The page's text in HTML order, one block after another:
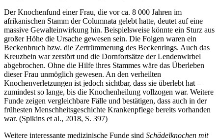
Der Knochenfund einer Frau, die vor ca. 8 000 Jahren im
afrikanischen Stamm der Columnata gelebt hatte, deutet auf eine
massive Gewalteinwirkung hin. Beispielsweise könnte ein Sturz aus
großer Höhe die Ursache gewesen sein. Die Folgen waren ein
Beckenbruch bzw. die Zertrümmerung des Beckenrings. Auch das
Kreuzbein war zerstört und die Dornfortsätze der Lendenwirbel
abgebrochen. Ohne die Hilfe ihres Stammes wäre das Überleben
dieser Frau unmöglich gewesen. An den verheilten
Knochenverletzungen ist jedoch sichtbar, dass sie überlebt hat –
zumindest so lange, bis die Knochenheilung vollzogen war. Weitere
Funde zeigen vergleichbare Fälle und bestätigen, dass auch in der
frühesten Menschheitsgeschichte Krankenpflege bereits vorhanden
war. (Spikins et al., 2018, S. 397)
Weitere interessante medizinische Funde sind Schädelknochen mit